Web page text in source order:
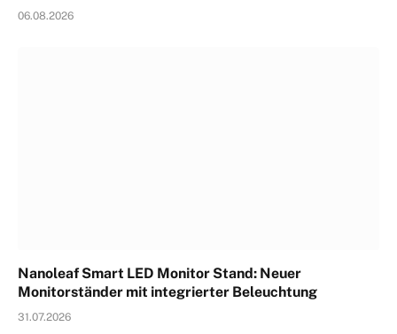
06.08.2026
Nanoleaf Smart LED Monitor Stand: Neuer
Monitorständer mit integrierter Beleuchtung
31.07.2026